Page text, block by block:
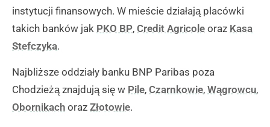
instytucji finansowych. W mieście działają placówki
takich banków jak PKO BP, Credit Agricole oraz Kasa
Stefczyka.
Najbliższe oddziały banku BNP Paribas poza
Chodzieżą znajdują się w Pile, Czarnkowie, Wągrowcu,
Obornikach oraz Złotowie.